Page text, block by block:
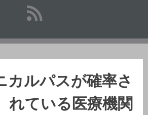
カルパスが確率さ
れている医療機関